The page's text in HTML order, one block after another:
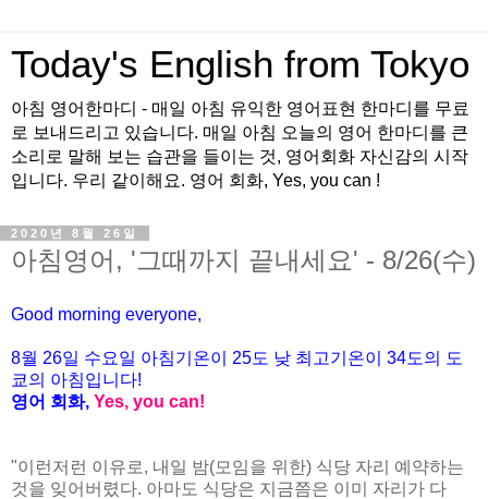
Today's English from Tokyo
아침 영어한마디 - 매일 아침 유익한 영어표현 한마디를 무료
로 보내드리고 있습니다. 매일 아침 오늘의 영어 한마디를 큰
소리로 말해 보는 습관을 들이는 것, 영어회화 자신감의 시작
입니다. 우리 같이해요. 영어 회화, Yes, you can !
2020년 8월 26일
아침영어, '그때까지 끝내세요' - 8/26(수)
Good morning everyone,
8월 26일 수요일 아침기온이 25도 낮 최고기온이 34도의 도
쿄의 아침입니다!
영어 회화, Yes, you can!
"이런저런 이유로, 내일 밤(모임을 위한) 식당 자리 예약하는
것을 잊어버렸다. 아마도 식당은 지금쯤은 이미 자리가 다